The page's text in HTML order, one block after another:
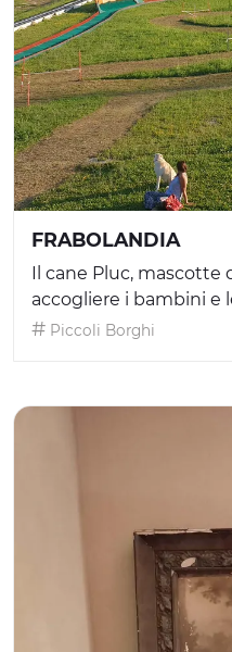
FRABOLANDIA
Il cane Pluc,
accogliere i bambini e
Piccoli Borghi